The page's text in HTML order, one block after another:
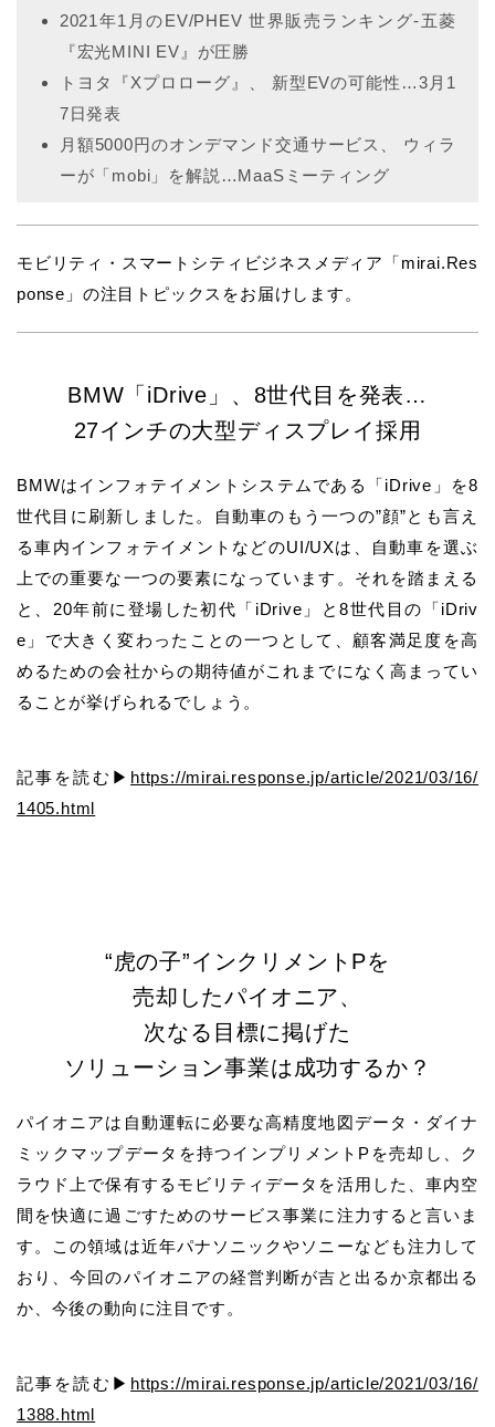
2021年1月のEV/PHEV 世界販売ランキング-五菱
『宏光MINI EV』が圧勝
トヨタ『Xプロローグ』、 新型EVの可能性…3月1
7日発表
月額5000円のオンデマンド交通サービス、 ウィラ
ーが「mobi」を解説…MaaSミーティング
モビリティ・スマートシティビジネスメディア「mirai.Res
ponse」の注目トピックスをお届けします。
BMW「iDrive」、8世代目を発表…
27インチの大型ディスプレイ採用
BMWはインフォテイメントシステムである「iDrive」を8
世代目に刷新しました。自動車のもう一つの”顔”とも言え
る車内インフォテイメントなどのUI/UXは、自動車を選ぶ
上での重要な一つの要素になっています。それを踏まえる
と、20年前に登場した初代「iDrive」と8世代目の「iDriv
e」で大きく変わったことの一つとして、顧客満足度を高
めるための会社からの期待値がこれまでになく高まってい
ることが挙げられるでしょう。
記事を読む▶ https://mirai.response.jp/article/2021/03/16/
1405.html
“虎の子”インクリメントPを
売却したパイオニア、
次なる目標に掲げた
ソリューション事業は成功するか？
パイオニアは自動運転に必要な高精度地図データ・ダイナ
ミックマップデータを持つインプリメントPを売却し、ク
ラウド上で保有するモビリティデータを活用した、車内空
間を快適に過ごすためのサービス事業に注力すると言いま
す。この領域は近年パナソニックやソニーなども注力して
おり、今回のパイオニアの経営判断が吉と出るか京都出る
か、今後の動向に注目です。
記事を読む▶ https://mirai.response.jp/article/2021/03/16/
1388.html